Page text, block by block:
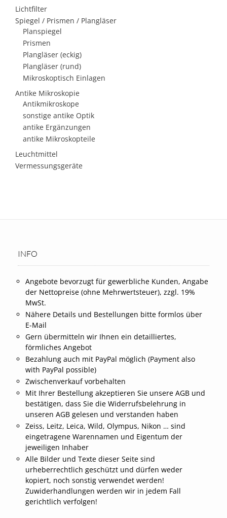
Lichtfilter
Spiegel / Prismen / Plangläser
Planspiegel
Prismen
Plangläser (eckig)
Plangläser (rund)
Mikroskoptisch Einlagen
Antike Mikroskopie
Antikmikroskope
sonstige antike Optik
antike Ergänzungen
antike Mikroskopteile
Leuchtmittel
Vermessungsgeräte
INFO
Angebote bevorzugt für gewerbliche Kunden, Angabe
der Nettopreise (ohne Mehrwertsteuer), zzgl. 19%
MwSt.
Nähere Details und Bestellungen bitte formlos über
E-Mail
Gern übermitteln wir Ihnen ein detailliertes,
förmliches Angebot
Bezahlung auch mit PayPal möglich (Payment also
with PayPal possible)
Zwischenverkauf vorbehalten
Mit Ihrer Bestellung akzeptieren Sie unsere AGB und
bestätigen, dass Sie die Widerrufsbelehrung in
unseren AGB gelesen und verstanden haben
Zeiss, Leitz, Leica, Wild, Olympus, Nikon … sind
eingetragene Warennamen und Eigentum der
jeweiligen Inhaber
Alle Bilder und Texte dieser Seite sind
urheberrechtlich geschützt und dürfen weder
kopiert, noch sonstig verwendet werden!
Zuwiderhandlungen werden wir in jedem Fall
gerichtlich verfolgen!